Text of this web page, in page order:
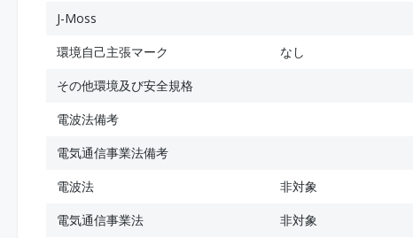
J-Moss
環境自己主張マーク
なし
その他環境及び安全規格
電波法備考
電気通信事業法備考
電波法
非対象
電気通信事業法
非対象